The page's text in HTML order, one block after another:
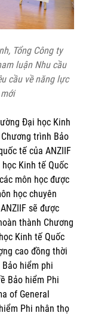
Tổng Công ty
luận Nhu cầu
cầu về năng lực
Đại học Kinh
trình Bảo
tế của ANZIIF
Kinh tế Quốc
môn học được
học chuyên
sẽ được
thành Chương
Kinh tế Quốc
cao đồng thời
hiểm phi
Bảo hiểm Phi
of General
Phi nhân thọ